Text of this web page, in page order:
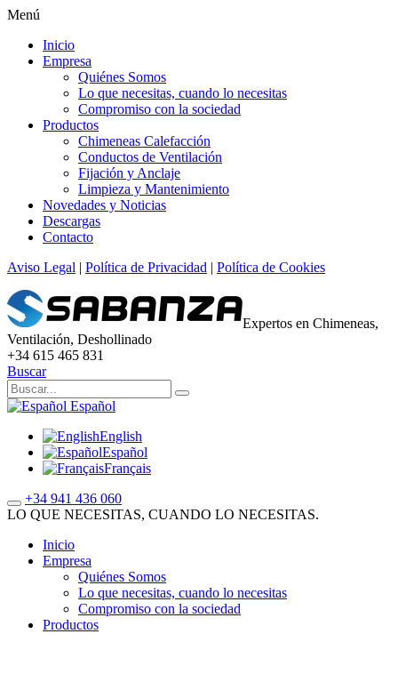
Menú
Inicio
Empresa
Quiénes Somos
Lo que necesitas, cuando lo necesitas
Compromiso con la sociedad
Productos
Chimeneas Calefacción
Conductos de Ventilación
Fijación y Anclaje
Limpieza y Mantenimiento
Novedades y Noticias
Descargas
Contacto
Aviso Legal | Política de Privacidad | Política de Cookies
Expertos en Chimeneas,
Ventilación, Deshollinado
+34 615 465 831
Buscar
Español
English
Español
Français
+34 941 436 060
LO QUE NECESITAS, CUANDO LO NECESITAS.
Inicio
Empresa
Quiénes Somos
Lo que necesitas, cuando lo necesitas
Compromiso con la sociedad
Productos